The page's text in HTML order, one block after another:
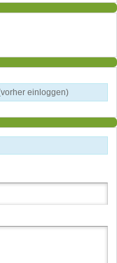
einloggen)